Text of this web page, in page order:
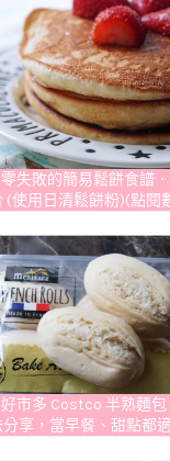
失敗的簡易鬆餅食譜
(使用日清鬆餅粉)(點閱
好市多 Costco 半熟麵
享，當早餐、甜點都